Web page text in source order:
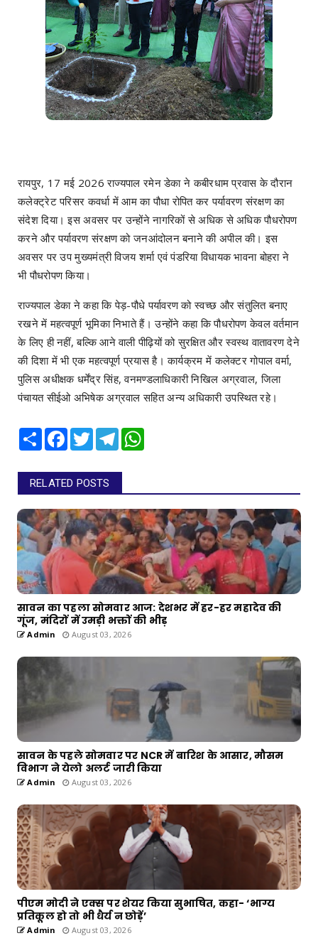
रायपुर, 17 मई 2026 राज्यपाल रमेन डेका ने कबीरधाम प्रवास के दौरान
कलेक्ट्रेट परिसर कवर्धा में आम का पौधा रोपित कर पर्यावरण संरक्षण का
संदेश दिया। इस अवसर पर उन्होंने नागरिकों से अधिक से अधिक पौधरोपण
करने और पर्यावरण संरक्षण को जनआंदोलन बनाने की अपील की। इस
अवसर पर उप मुख्यमंत्री विजय शर्मा एवं पंडरिया विधायक भावना बोहरा ने
भी पौधरोपण किया।
राज्यपाल डेका ने कहा कि पेड़-पौधे पर्यावरण को स्वच्छ और संतुलित बनाए
रखने में महत्वपूर्ण भूमिका निभाते हैं। उन्होंने कहा कि पौधरोपण केवल वर्तमान
के लिए ही नहीं, बल्कि आने वाली पीढ़ियों को सुरक्षित और स्वस्थ वातावरण देने
की दिशा में भी एक महत्वपूर्ण प्रयास है। कार्यक्रम में कलेक्टर गोपाल वर्मा,
पुलिस अधीक्षक धर्मेंद्र सिंह, वनमण्डलाधिकारी निखिल अग्रवाल, जिला
पंचायत सीईओ अभिषेक अग्रवाल सहित अन्य अधिकारी उपस्थित रहे।
Share Facebook
TwitterTelegram
RELATED POSTS
सावन का पहला सोमवार आज: देशभर में हर-हर महादेव की
गूंज, मंदिरों में उमड़ी भक्तों की भीड़
Admin August 03, 2026
सावन के पहले सोमवार पर NCR में बारिश के आसार, मौसम
विभाग ने येलो अलर्ट जारी किया
Admin August 03, 2026
पीएम मोदी ने एक्स पर शेयर किया सुभाषित, कहा- ‘भाग्य
प्रतिकूल हो तो भी धैर्य न छोड़ें’
Admin August 03, 2026